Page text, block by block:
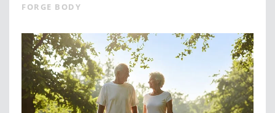
FORGE BODY